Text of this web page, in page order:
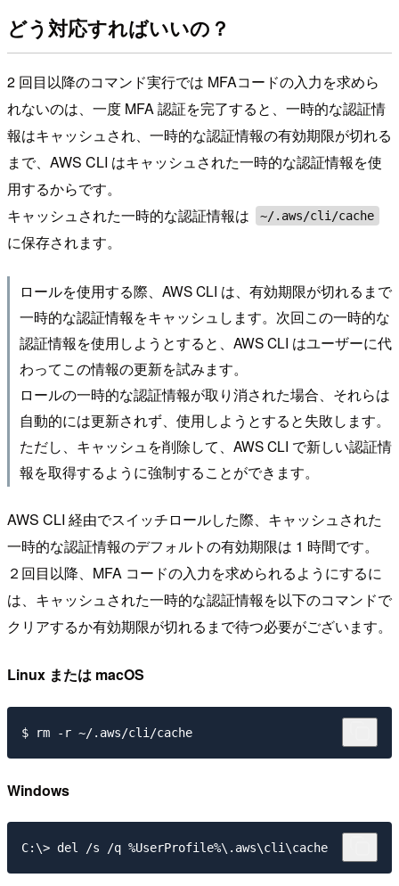
どう対応すればいいの？
2 回目以降のコマンド実行では MFAコードの入力を求めら
れないのは、一度 MFA 認証を完了すると、一時的な認証情
報はキャッシュされ、一時的な認証情報の有効期限が切れる
まで、AWS CLI はキャッシュされた一時的な認証情報を使
用するからです。
キャッシュされた一時的な認証情報は
~/.aws/cli/cache
に保存されます。
ロールを使用する際、AWS CLI は、有効期限が切れるまで
一時的な認証情報をキャッシュします。次回この一時的な
認証情報を使用しようとすると、AWS CLI はユーザーに代
わってこの情報の更新を試みます。
ロールの一時的な認証情報が取り消された場合、それらは
自動的には更新されず、使用しようとすると失敗します。
ただし、キャッシュを削除して、AWS CLI で新しい認証情
報を取得するように強制することができます。
AWS CLI 経由でスイッチロールした際、キャッシュされた
一時的な認証情報のデフォルトの有効期限は 1 時間です。
２回目以降、MFA コードの入力を求められるようにするに
は、キャッシュされた一時的な認証情報を以下のコマンドで
クリアするか有効期限が切れるまで待つ必要がございます。
Linux または macOS
Windows